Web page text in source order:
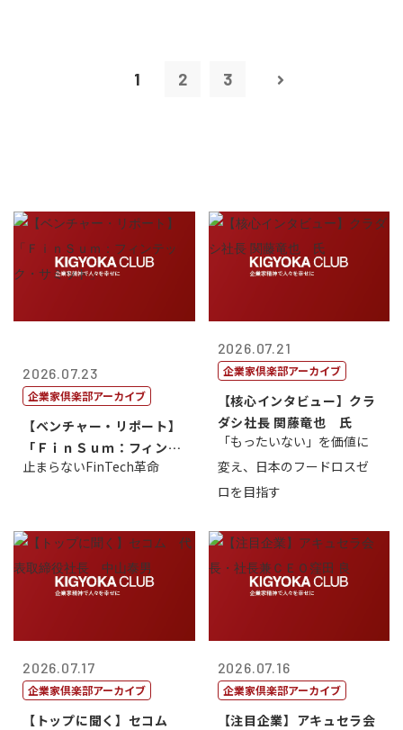
1 2 3
2026.07.23
企業家倶楽部アーカイブ
【ベンチャー・リポート】
「ＦｉｎＳｕｍ：フィンテ
ック・サミッ...
止まらないFinTech革命
2026.07.21
企業家倶楽部アーカイブ
【核心インタビュー】クラ
ダシ社長 関藤竜也 氏
「もったいない」を価値に
変え、日本のフードロスゼ
ロを目指す
2026.07.17
企業家倶楽部アーカイブ
【トップに聞く】セコム
2026.07.16
企業家倶楽部アーカイブ
【注目企業】アキュセラ会